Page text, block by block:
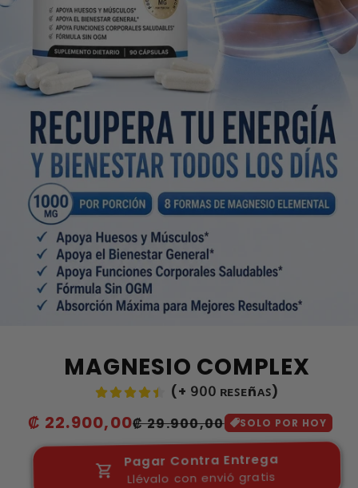
MAGNESIO COMPLEX
(+ 𝟫𝟢𝟢 ʀᴇꜱᴇñᴀꜱ)
Precio
habitual
₡ 22.900,00
Precio
de
₡ 29.900,00 SOLO POR HOY
Pagar Contra Entrega
Llévalo con envió gratis